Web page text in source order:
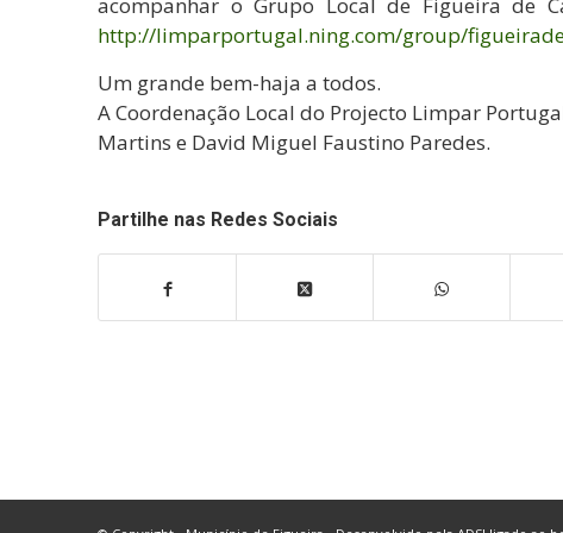
acompanhar o Grupo Local de Figueira de
http://limparportugal.ning.com/group/
Um grande bem-haja a todos.
A Coordenação Local do Projecto Limpar
Martins e David Miguel Faustino Paredes.
Partilhe nas Redes Sociais